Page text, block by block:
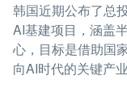
韩国近期公布了总
AI基建项目，涵盖
心，目标是借助国
向AI时代的关键产业